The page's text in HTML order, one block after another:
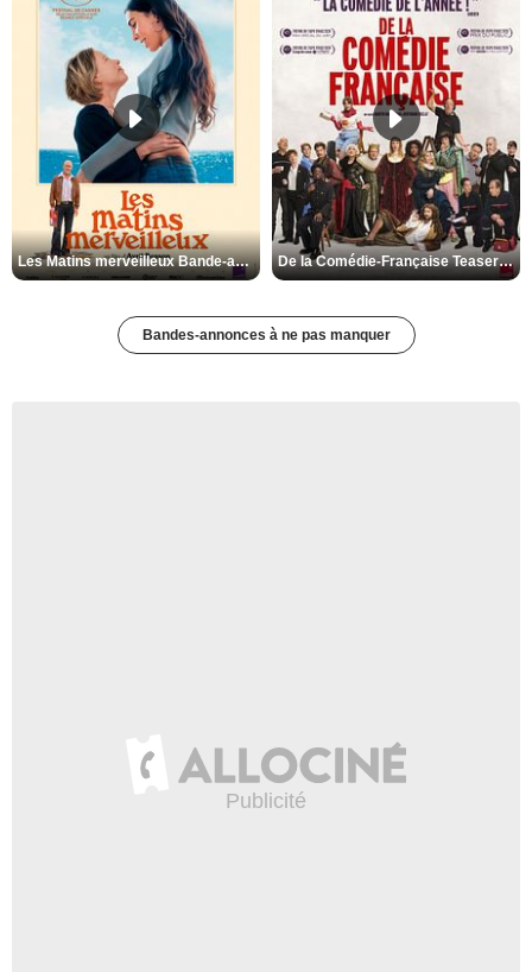
Les Matins merveilleux Bande-annonce VF De la Comédie-Française Teaser VF
Bandes-annonces à ne pas manquer